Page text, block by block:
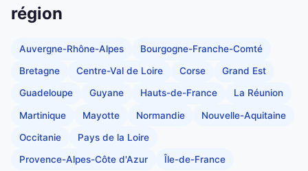
région
Auvergne-Rhône-Alpes Bourgogne-Franche-Comté
Bretagne Centre-Val de Loire Corse Grand Est
Guadeloupe Guyane Hauts-de-France La Réunion
Martinique Mayotte Normandie Nouvelle-Aquitaine
Occitanie Pays de la Loire
Provence-Alpes-Côte d'Azur Île-de-France